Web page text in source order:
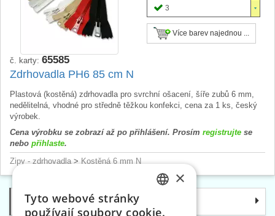
3
Více barev najednou ...
č. karty: 65585
Zdrhovadla PH6 85 cm N
Plastová (kostěná) zdrhovadla pro svrchní ošacení, šíře zubů 6 mm,
nedělitelná, vhodné pro středně těžkou konfekci, cena za 1 ks, český
výrobek.
Cena výrobku se zobrazí až po přihlášení. Prosím registrujte se
nebo přihlaste.
Zipy - zdrhovadla > Kostěná 6 mm N
Kategorie
×
Tyto webové stránky
používají soubory cookie.